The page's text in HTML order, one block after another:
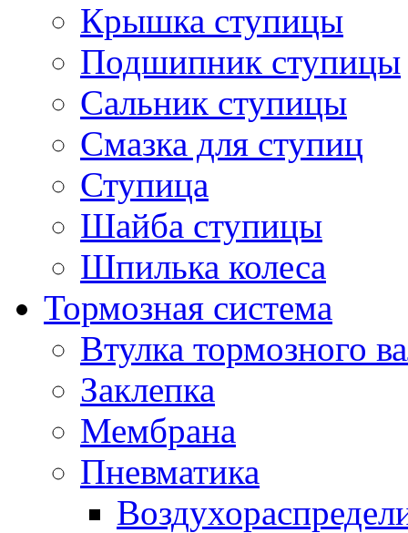
Крышка ступицы
Подшипник ступицы
Сальник ступицы
Смазка для ступиц
Ступица
Шайба ступицы
Шпилька колеса
Тормозная система
Втулка тормозного
Заклепка
Мембрана
Пневматика